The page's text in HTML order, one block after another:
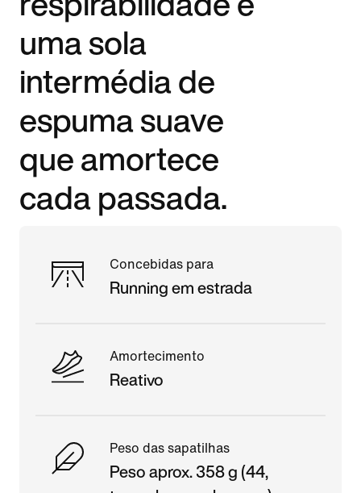
uma sola
intermédia de
espuma suave
que amortece
cada passada.
Concebidas para
Running em estrada
Amortecimento
Reativo
Peso das sapatilhas
Peso aprox. 358 g (44,